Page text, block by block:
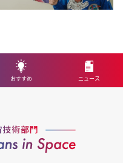
おすすめ ニュース